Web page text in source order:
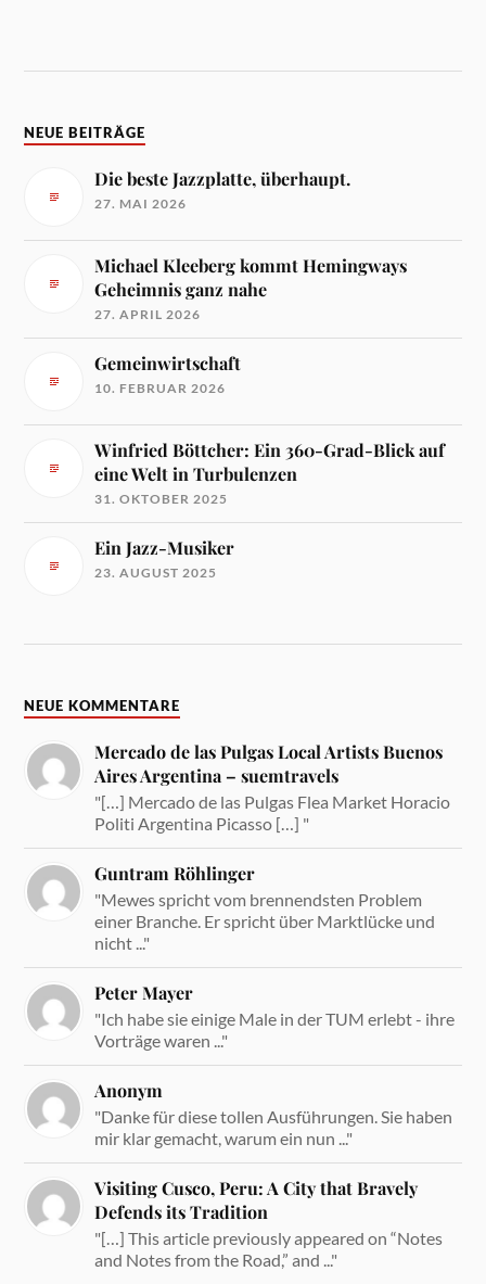
NEUE BEITRÄGE
Die beste Jazzplatte, überhaupt.
27. MAI 2026
Michael Kleeberg kommt Hemingways
Geheimnis ganz nahe
27. APRIL 2026
Gemeinwirtschaft
10. FEBRUAR 2026
Winfried Böttcher: Ein 360-Grad-Blick auf
eine Welt in Turbulenzen
31. OKTOBER 2025
Ein Jazz-Musiker
23. AUGUST 2025
NEUE KOMMENTARE
Mercado de las Pulgas Local Artists Buenos
Aires Argentina – suemtravels
"[…] Mercado de las Pulgas Flea Market Horacio
Politi Argentina Picasso […] "
Guntram Röhlinger
"Mewes spricht vom brennendsten Problem
einer Branche. Er spricht über Marktlücke und
nicht ..."
Peter Mayer
"Ich habe sie einige Male in der TUM erlebt - ihre
Vorträge waren ..."
Anonym
"Danke für diese tollen Ausführungen. Sie haben
mir klar gemacht, warum ein nun ..."
Visiting Cusco, Peru: A City that Bravely
Defends its Tradition
"[…] This article previously appeared on “Notes
and Notes from the Road,” and ..."